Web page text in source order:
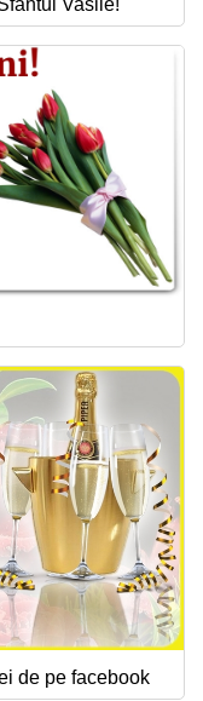
Vasile!
de pe facebook